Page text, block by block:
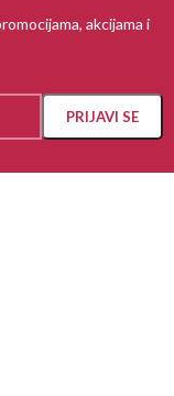
akcijama i